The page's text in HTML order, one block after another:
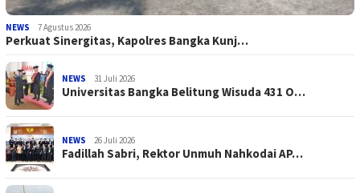
NEWS 7 Agustus 2026
Perkuat Sinergitas, Kapolres Bangka Kunj…
NEWS 31 Juli 2026
Universitas Bangka Belitung Wisuda 431 O…
NEWS 26 Juli 2026
Fadillah Sabri, Rektor Unmuh Nahkodai AP…